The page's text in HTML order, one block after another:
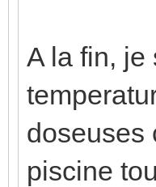
A la fin, je
doseuses
piscine